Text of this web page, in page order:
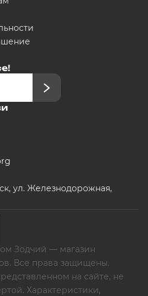
ул. Железнодорожная,
Зодчий — магазин
Все права защищены.
на сайте, не
Характеристики,